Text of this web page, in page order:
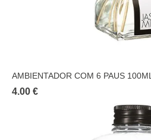
AMBIENTADOR COM 6 PAUS 100ML
4.00 €